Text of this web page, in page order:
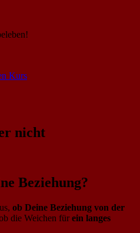
Kurs
nicht
Beziehung?
ob Deine Beziehung von der
die Weichen für ein langes